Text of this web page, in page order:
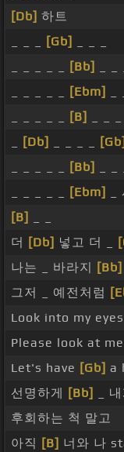
[Db] 하트
[Gb]
[Bb]
[Ebm]
[B]
[Db] [Gb]
[Bb]
[Ebm]
_
[B]
더
[Db] 넣고 더 _
나는 _ 바라지
[Bb]
그저 _ 예전처럼
Look into my eyes
Please look at me
Let's have [Gb] a
선명하게
[Bb] _
후회하는 척 말고
아직 [B] 너와 나